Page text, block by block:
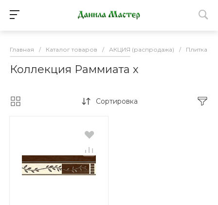
Главная / Каталог товаров / АКЦИЯ (распродажа) / Плитка
Коллекция Раммиата х
Сортировка